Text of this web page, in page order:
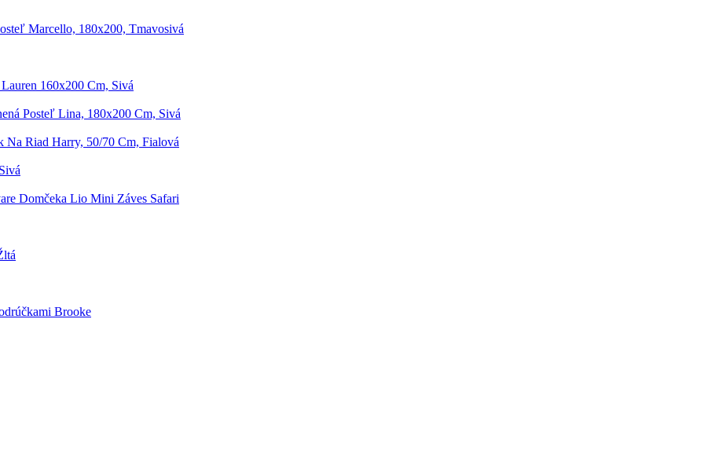
Marcello, 180x200, Tmavosivá
160x200 Cm, Sivá
Posteľ Lina, 180x200 Cm, Sivá
Na Riad Harry, 50/70 Cm, Fialová
Domčeka Lio Mini Záves Safari
Brooke